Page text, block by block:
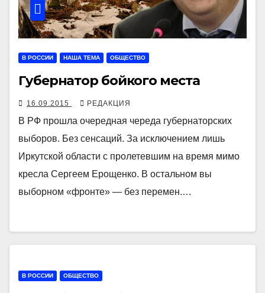
В РОССИИ НАША ТЕМА ОБЩЕСТВО
Губернатор бойкого места
16.09.2015 РЕДАКЦИЯ
В РФ прошла очередная череда губернаторских
выборов. Без сенсаций. За исключением лишь
Иркутской области с пролетевшим на время мимо
кресла Сергеем Ерощенко. В остальном вы
выборном «фронте» — без перемен.…
В РОССИИ ОБЩЕСТВО